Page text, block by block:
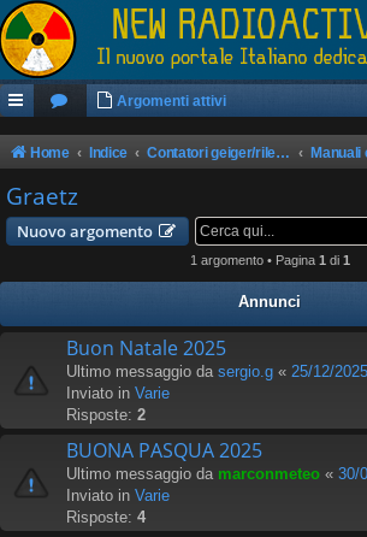
Argomenti attivi
Home Indice Contatori geiger/rilevatori di radioattività
Graetz
Nuovo argomento
1 argomento • Pagina 1 di 1
Annunci
Buon Natale 2025
Ultimo messaggio da sergio.g « 25/12/
Inviato in Varie
Risposte: 2
BUONA PASQUA 2025
Ultimo messaggio da marconmeteo « 30/
Inviato in Varie
Risposte: 4